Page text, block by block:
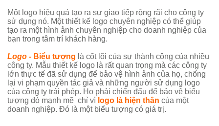
Một logo hiệu quả tạo ra sự giao tiếp rộng rãi cho công ty
sử dụng nó. Một thiết kế logo chuyên nghiệp có thể giúp
tạo ra một hình ảnh chuyên nghiệp cho doanh nghiệp của
bạn trong tâm trí khách hàng.
Logo - Biểu tượng là cốt lõi của sự thành công của nhiều
công ty. Mẫu thiết kế logo là rất quan trọng mà các công ty
lớn thực tế đã sử dụng để bảo vệ hình ảnh của họ, chống
lại vi phạm quyền tác giả và những người sử dụng logo
của công ty trái phép. Họ phải chiến đấu để bảo vệ biểu
tượng đó mạnh mẽ chỉ vì logo là hiện thân của một
doanh nghiệp. Đó là một biểu tượng có giá trị.